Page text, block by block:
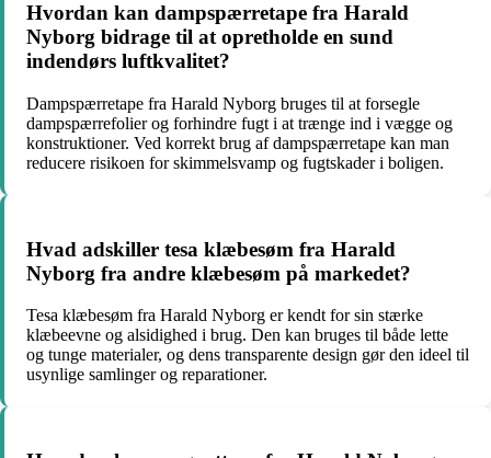
Hvordan kan dampspærretape fra Harald
Nyborg bidrage til at opretholde en sund
indendørs luftkvalitet?
Dampspærretape fra Harald Nyborg bruges til at forsegle
dampspærrefolier og forhindre fugt i at trænge ind i vægge og
konstruktioner. Ved korrekt brug af dampspærretape kan man
reducere risikoen for skimmelsvamp og fugtskader i boligen.
Hvad adskiller tesa klæbesøm fra Harald
Nyborg fra andre klæbesøm på markedet?
Tesa klæbesøm fra Harald Nyborg er kendt for sin stærke
klæbeevne og alsidighed i brug. Den kan bruges til både lette
og tunge materialer, og dens transparente design gør den ideel til
usynlige samlinger og reparationer.